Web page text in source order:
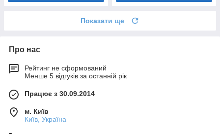
Показати ще
Про нас
Рейтинг не сформований
Менше 5 відгуків за останній рік
Працює з 30.09.2014
м. Київ
Київ, Україна